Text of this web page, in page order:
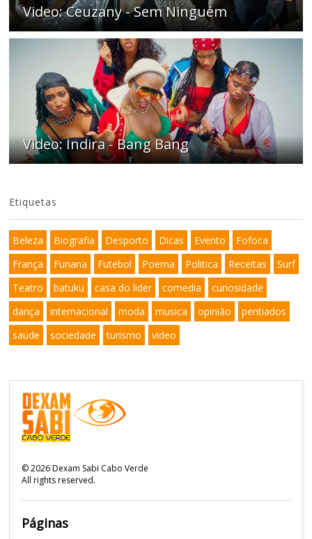
Video: Ceuzany - Sem Ninguém
Video: Indira - Bang Bang
Etiquetas
Beleza Biografia Desporto Dicas Evento
Fofoca
França
Funana Futebol Poema Politica Receitas
Surf
Teatro
batuku casa do lider comedia
curiosidade
dança
internacional moda musica opinião
pentiados
saude
sociedade turismo video
©2026Dexam Sabi Cabo Verde
All rights reserved.
Páginas